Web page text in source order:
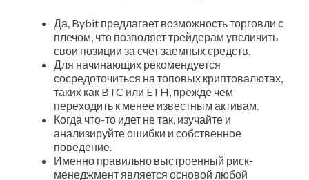
Да, Bybit предлагает возможность торговли с
плечом, что позволяет трейдерам увеличить
свои позиции за счет заемных средств.
Для начинающих рекомендуется
сосредоточиться на топовых криптовалютах,
таких как BTC или ETH, прежде чем
переходить к менее известным активам.
Когда что-то идет не так, изучайте и
анализируйте ошибки и собственное
поведение.
Именно правильно выстроенный риск-
менеджмент является основой любой